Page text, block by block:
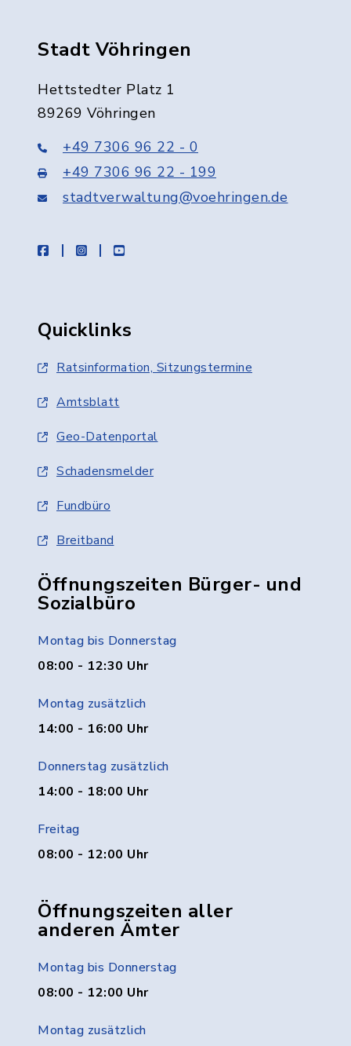
Stadt Vöhringen
Hettstedter Platz 1
89269 Vöhringen
+49 7306 96 22 - 0
+49 7306 96 22 - 199
stadtverwaltung@voehringen.de
facebookinstagramyoutube
Quicklinks
Ratsinformation, Sitzungstermine
Amtsblatt
Geo-Datenportal
Schadensmelder
Fundbüro
Breitband
Öffnungszeiten Bürger- und
Sozialbüro
Montag bis Donnerstag
08:00 - 12:30 Uhr
Montag zusätzlich
14:00 - 16:00 Uhr
Donnerstag zusätzlich
14:00 - 18:00 Uhr
Freitag
08:00 - 12:00 Uhr
Öffnungszeiten aller
anderen Ämter
Montag bis Donnerstag
08:00 - 12:00 Uhr
Montag zusätzlich